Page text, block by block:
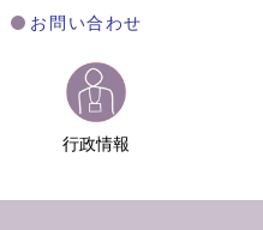
お問い合わせ
行政情報